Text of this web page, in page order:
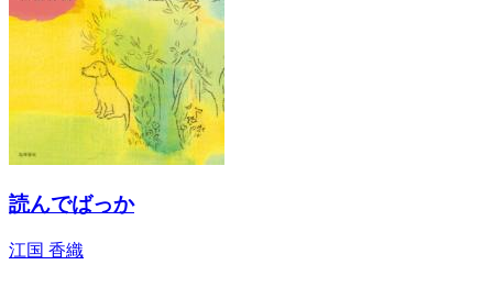
読んでばっか
江国 香織